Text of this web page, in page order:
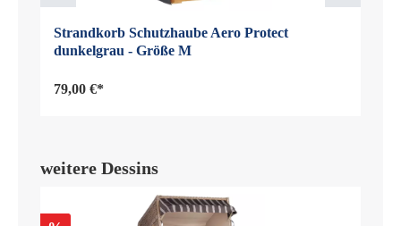
Strandkorb Schutzhaube Aero Protect
dunkelgrau - Größe M
79,00 €*
weitere Dessins